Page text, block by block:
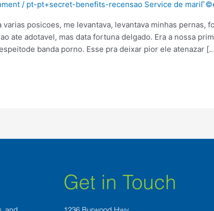
/ pt-pt+secret-benefits-recensao Service de
varias posicoes, me levantava, levantava minhas
ate adotavel, mas data fortuna delgado. Era a nossa
banda porno. Esse pra deixar pior ele atenazar
Get in Touch